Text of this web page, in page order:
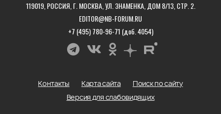
119019, РОССИЯ, Г. МОСКВА, УЛ. ЗНАМЕНКА, ДОМ 8/13, СТР. 2.
EDITOR@NB-FORUM.RU
+7 (495) 780-96-71 (доб. 4054)
Контакты Карта сайта
Поиск по сайту
Версия для слабовидящих